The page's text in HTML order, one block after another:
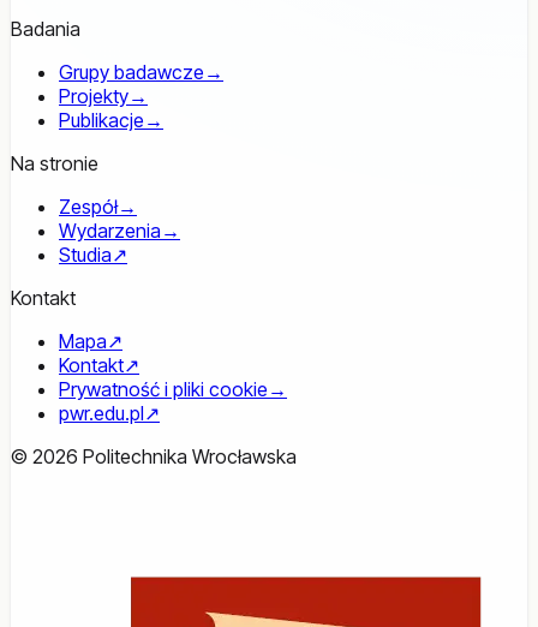
Badania
Grupy badawcze →
Projekty→
Publikacje →
Na stronie
Zespół→
Wydarzenia →
Studia↗
Kontakt
Mapa↗
Kontakt↗
Prywatność i pliki cookie →
pwr.edu.pl↗
© 2026 Politechnika Wrocławska